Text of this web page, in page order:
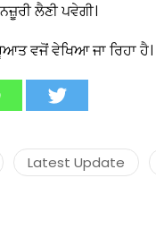
ਲੈਣੀ ਪਵੇਗੀ।
ਵਜੋਂ ਵੇਖਿਆ ਜਾ ਰਿਹਾ ਹੈ।
Latest Update